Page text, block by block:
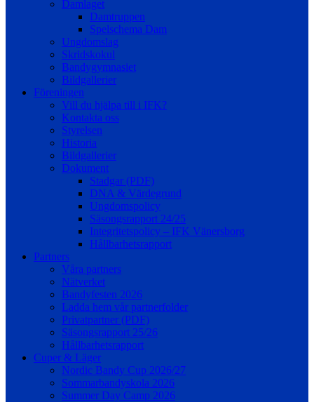
Damlaget
Damtruppen
Spelschema Dam
Ungdomslag
Skridskokul
Bandygymnasiet
Bildgallerier
Föreningen
Vill du hjälpa till i IFK?
Kontakta oss
Styrelsen
Historia
Bildgallerier
Dokument
Stadgar (PDF)
DNA & Värdegrund
Ungdomspolicy
Säsongsrapport 24/25
Integritetspolicy – IFK Vänersborg
Hållbarhetsrapport
Partners
Våra partners
Nätverket
Bandyfesten 2026
Ladda hem vår partnerfolder
Privatpartner (PDF)
Säsongsrapport 25/26
Hållbarhetsrapport
Cuper & Läger
Nordic Bandy Cup 2026/27
Sommarbandyskola 2026
Summer Day Camp 2026